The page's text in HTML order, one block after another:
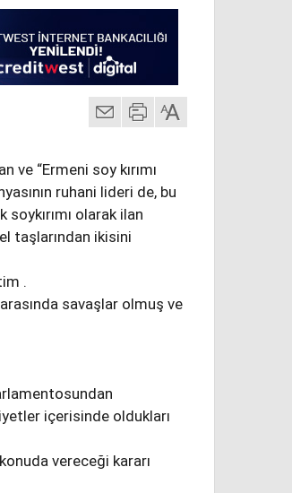
ve “Ermeni soy kırımı
ruhani lideri de, bu
soykırımı olarak ilan
taşlarından ikisini
.
savaşlar olmuş ve
içerisinde oldukları
vereceği kararı